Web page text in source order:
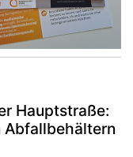
Hauptstraße:
Abfallbehältern